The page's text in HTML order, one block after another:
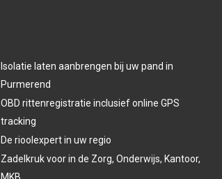
Isolatie laten aanbrengen bij uw pand in
Purmerend
OBD rittenregistratie inclusief online GPS
tracking
De rioolexpert in uw regio
Zadelkruk voor in de Zorg, Onderwijs, Kantoor,